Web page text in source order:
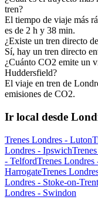
tren?
El tiempo de viaje más
es de 2 h y 38 min.
¿Existe un tren directo
Sí, hay un tren directo
¿Cuánto CO2 emite un
Huddersfield?
El viaje en tren de
emisiones de CO2.
Ir local desde
Trenes Londres - Luton
Londres - Ipswich
- TelfordTrenes
HarrogateTrenes
Londres - Stoke-on-Trent
Londres - Swindon